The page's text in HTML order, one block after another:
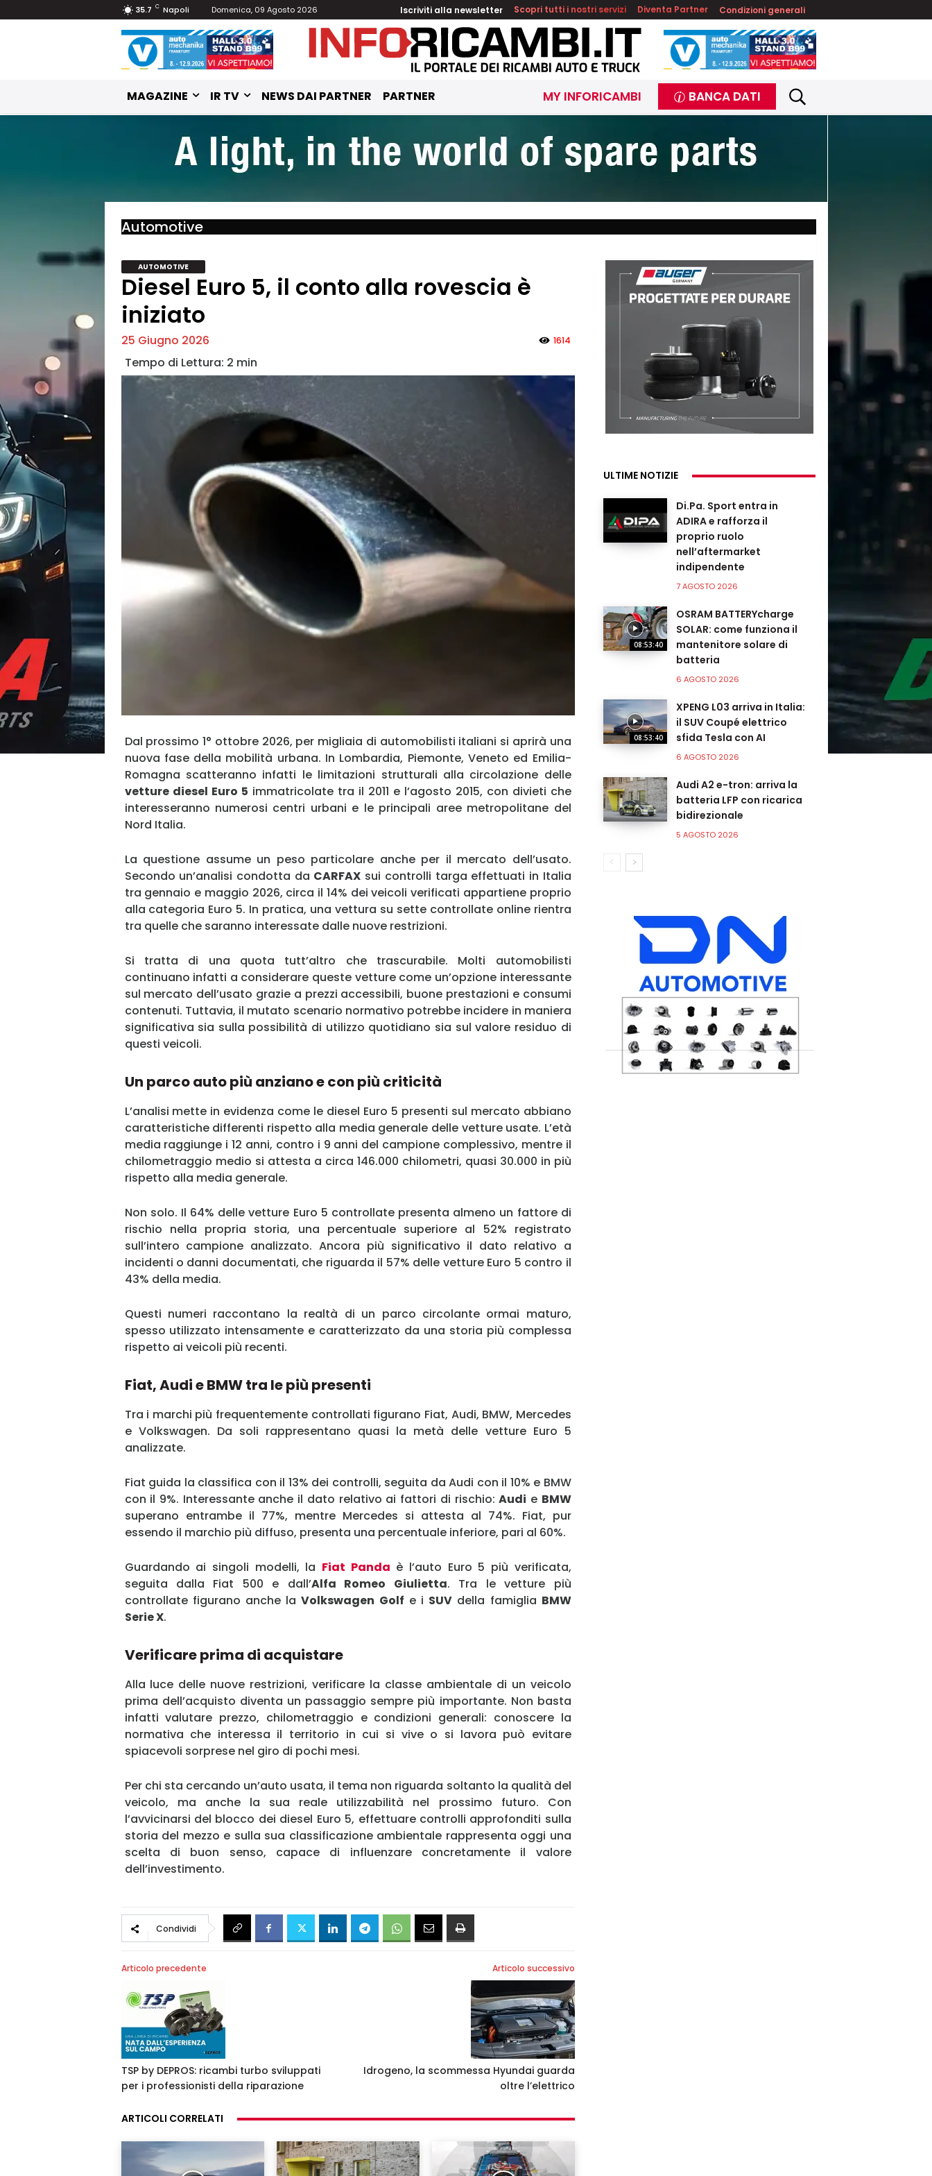
Password
35.7 C Napoli Domenica, 09 Agosto 2026 Iscriviti alla newsletter Scopri tutti i nostri servizi Diventa Partner Condizioni generali
MAGAZINE IR TV NEWS DAI PARTNER PARTNER MY INFORICAMBI BANCA DATI
Automotive
AUTOMOTIVE
Diesel Euro 5, il conto alla rovescia è
iniziato
25 Giugno 2026 1614
Dal prossimo 1° ottobre 2026, per migliaia di automobilisti italiani si aprirà una
nuova fase della mobilità urbana. In Lombardia, Piemonte, Veneto ed Emilia-
Romagna scatteranno infatti le limitazioni strutturali alla circolazione delle
vetture diesel Euro 5 immatricolate tra il 2011 e l’agosto 2015, con divieti che
interesseranno numerosi centri urbani e le principali aree metropolitane del
Nord Italia.
La questione assume un peso particolare anche per il mercato dell’usato.
Secondo un’analisi condotta da CARFAX sui controlli targa effettuati in Italia
tra gennaio e maggio 2026, circa il 14% dei veicoli verificati appartiene proprio
alla categoria Euro 5. In pratica, una vettura su sette controllate online rientra
tra quelle che saranno interessate dalle nuove restrizioni.
Si tratta di una quota tutt’altro che trascurabile. Molti automobilisti
continuano infatti a considerare queste vetture come un’opzione interessante
sul mercato dell’usato grazie a prezzi accessibili, buone prestazioni e consumi
contenuti. Tuttavia, il mutato scenario normativo potrebbe incidere in maniera
significativa sia sulla possibilità di utilizzo quotidiano sia sul valore residuo di
questi veicoli.
Un parco auto più anziano e con più criticità
L’analisi mette in evidenza come le diesel Euro 5 presenti sul mercato abbiano
caratteristiche differenti rispetto alla media generale delle vetture usate. L’età
media raggiunge i 12 anni, contro i 9 anni del campione complessivo, mentre il
chilometraggio medio si attesta a circa 146.000 chilometri, quasi 30.000 in più
rispetto alla media generale.
Non solo. Il 64% delle vetture Euro 5 controllate presenta almeno un fattore di
rischio nella propria storia, una percentuale superiore al 52% registrato
sull’intero campione analizzato. Ancora più significativo il dato relativo a
incidenti o danni documentati, che riguarda il 57% delle vetture Euro 5 contro il
43% della media.
Questi numeri raccontano la realtà di un parco circolante ormai maturo,
spesso utilizzato intensamente e caratterizzato da una storia più complessa
rispetto ai veicoli più recenti.
Fiat, Audi e BMW tra le più presenti
Tra i marchi più frequentemente controllati figurano Fiat, Audi, BMW, Mercedes
e Volkswagen. Da soli rappresentano quasi la metà delle vetture Euro 5
analizzate.
Fiat guida la classifica con il 13% dei controlli, seguita da Audi con il 10% e BMW
con il 9%. Interessante anche il dato relativo ai fattori di rischio:Audi e BMW
superano entrambe il 77%, mentre Mercedes si attesta al 74%. Fiat, pur
essendo il marchio più diffuso, presenta una percentuale inferiore, pari al 60%.
Guardando ai singoli modelli, la Fiat Panda è l’auto Euro 5 più verificata,
seguita dalla Fiat 500 e dall’Alfa Romeo Giulietta. Tra le vetture più
controllate figurano anche laVolkswagen Golf e i SUV della famiglia BMW
Serie X.
Verificare prima di acquistare
Alla luce delle nuove restrizioni, verificare la classe ambientale di un veicolo
prima dell’acquisto diventa un passaggio sempre più importante. Non basta
infatti valutare prezzo, chilometraggio e condizioni generali: conoscere la
normativa che interessa il territorio in cui si vive o si lavora può evitare
spiacevoli sorprese nel giro di pochi mesi.
Per chi sta cercando un’auto usata, il tema non riguarda soltanto la qualità del
veicolo, ma anche la sua reale utilizzabilità nel prossimo futuro. Con
l’avvicinarsi del blocco dei diesel Euro 5, effettuare controlli approfonditi sulla
storia del mezzo e sulla sua classificazione ambientale rappresenta oggi una
scelta di buon senso, capace di influenzare concretamente il valore
dell’investimento.
Condividi
Articolo precedente
TSP by DEPROS: ricambi turbo sviluppati
per i professionisti della riparazione
Articolo successivo
Idrogeno, la scommessa Hyundai guarda
oltre l’elettrico
ARTICOLI CORRELATI
ULTIME NOTIZIE
Di.Pa. Sport entra in
ADIRA e rafforza il
proprio ruolo
nell’aftermarket
indipendente
7 AGOSTO 2026
08:53:40
OSRAM BATTERYcharge
SOLAR: come funziona il
mantenitore solare di
batteria
6 AGOSTO 2026
08:53:40
XPENG L03 arriva in Italia:
il SUV Coupé elettrico
sfida Tesla con AI
6 AGOSTO 2026
Audi A2 e-tron: arriva la
batteria LFP con ricarica
bidirezionale
5 AGOSTO 2026